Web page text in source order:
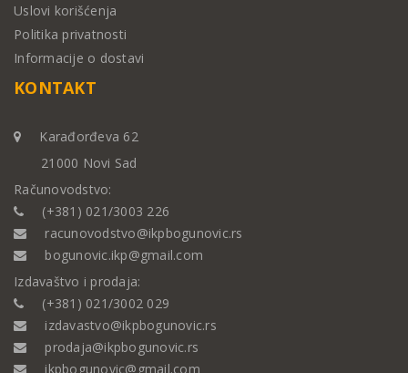
Uslovi korišćenja
Politika privatnosti
Informacije o dostavi
KONTAKT
Karađorđeva 62
21000 Novi Sad
Računovodstvo:
(+381) 021/3003 226
racunovodstvo@ikpbogunovic.rs
bogunovic.ikp@gmail.com
Izdavaštvo i prodaja:
(+381) 021/3002 029
izdavastvo@ikpbogunovic.rs
prodaja@ikpbogunovic.rs
ikpbogunovic@gmail.com